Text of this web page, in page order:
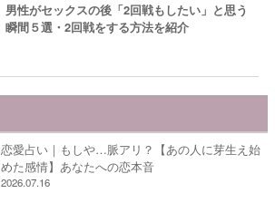
男性がセックスの後「2回戦もしたい」と思う
瞬間５選・2回戦をする方法を紹介
恋愛占い｜もしや…脈アリ？【あの人に芽生え始
めた感情】あなたへの恋本音
2026.07.16